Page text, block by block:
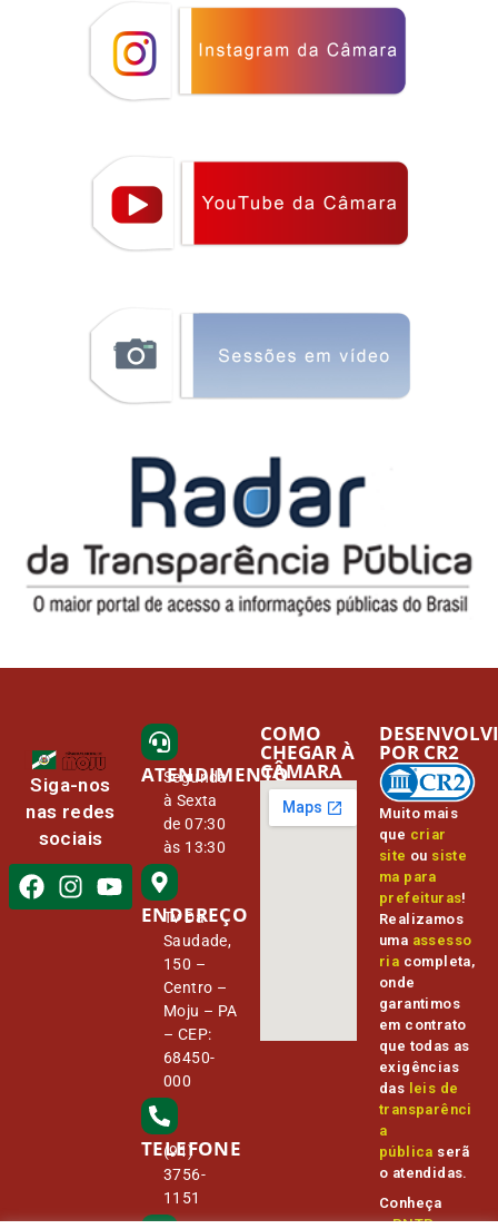
Siga-nos
nas redes
sociais
ATENDIMENTO
Segunda
à Sexta
de 07:30
às 13:30
ENDEREÇO
Tv Da
Saudade,
150 –
Centro –
Moju – PA
– CEP:
68450-
000
TELEFONE
(91)
3756-
1151
COMO
CHEGAR À
CÂMARA
Muito mais
que criar
site ou siste
ma para
prefeituras!
Realizamos
uma assesso
ria completa,
onde
garantimos
em contrato
que todas as
exigências
das leis de
transparênci
a
pública serã
o atendidas.
Conheça
oPNTPe
POR CR2